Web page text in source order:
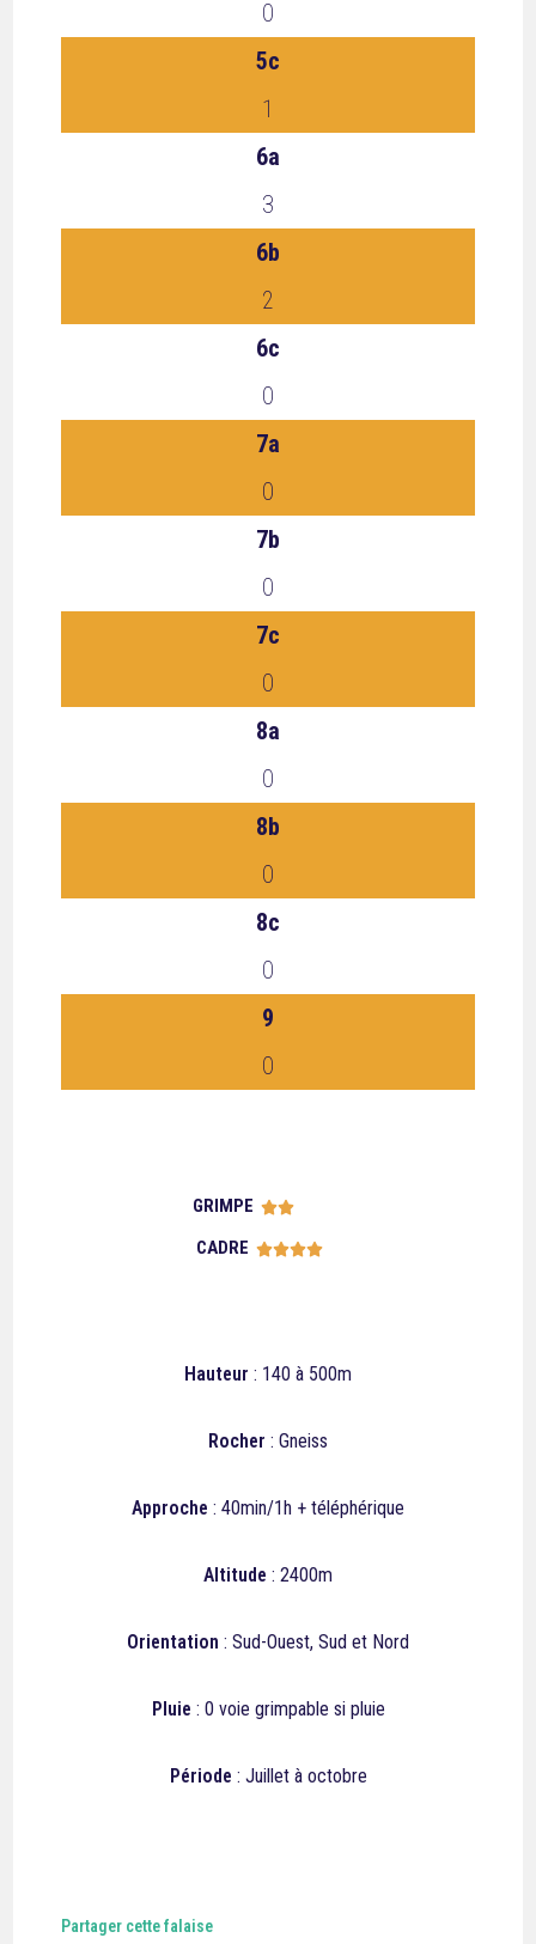
0
5c
1
6a
3
6b
2
6c
0
7a
0
7b
0
7c
0
8a
0
8b
0
8c
0
9
0
GRIMPE 
CADRE 
Hauteur : 140 à 500m
Rocher : Gneiss
Approche : 40min/1h + téléphérique
Altitude : 2400m
Orientation : Sud-Ouest, Sud et Nord
Pluie : 0 voie grimpable si pluie
Période : Juillet à octobre
Partager cette falaise